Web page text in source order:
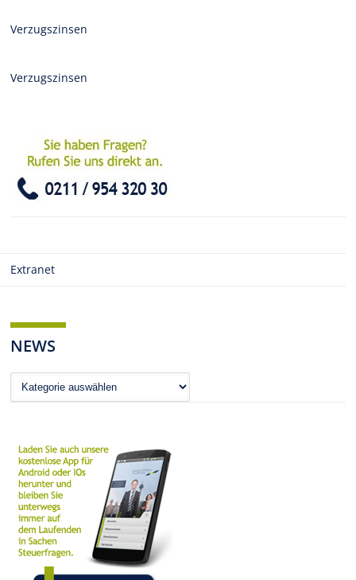
Verzugszinsen
Verzugszinsen
Extranet
NEWS
News